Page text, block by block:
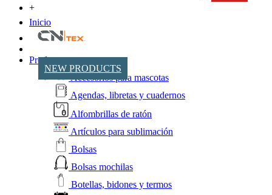
+
Inicio
NEW PRODUCTS
Productos
Accesorios para mascotas
Agendas, libretas y cuadernos
Alfombrillas de ratón
Artículos para sublimación
Bolsas
Bolsas mochilas
Botellas, bidones y termos